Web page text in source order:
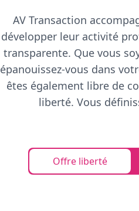
AV Transaction
développer leur activité
transparente. Que vous
épanouissez-vous dans
êtes également libre de
liberté. Vous
Offre liberté